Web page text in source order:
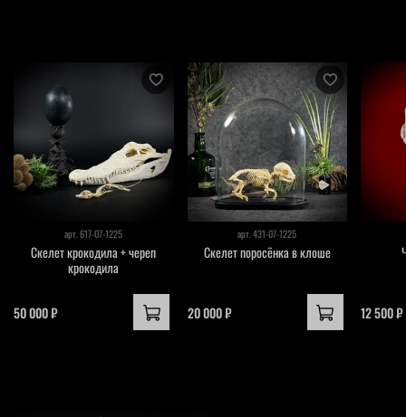
арт.617-07-1225
Скелет крокодила + череп
крокодила
50 000 ₽
арт.431-07-1225
Скелет поросёнка в клоше
20 000 ₽ 12 500 ₽